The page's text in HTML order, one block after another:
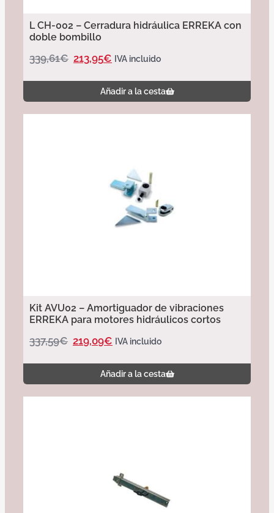
L CH-002 – Cerradura hidráulica ERREKA con
doble bombillo
339,61€ 213,95€ IVA incluido
Añadir a la cesta
Kit AVU02 – Amortiguador de vibraciones
ERREKA para motores hidráulicos cortos
337,59€ 219,09€ IVA incluido
Añadir a la cesta